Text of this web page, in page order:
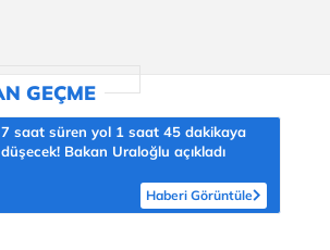
7 saat süren yol 1 saat 45 dakikaya
düşecek! Bakan Uraloğlu açıkladı
Haberi Görüntüle